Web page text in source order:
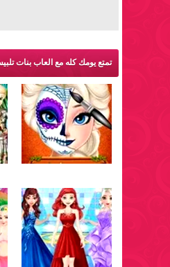
تمتع يومك كله مع العاب بنات
والمزيد من ألعاب تلبيس: